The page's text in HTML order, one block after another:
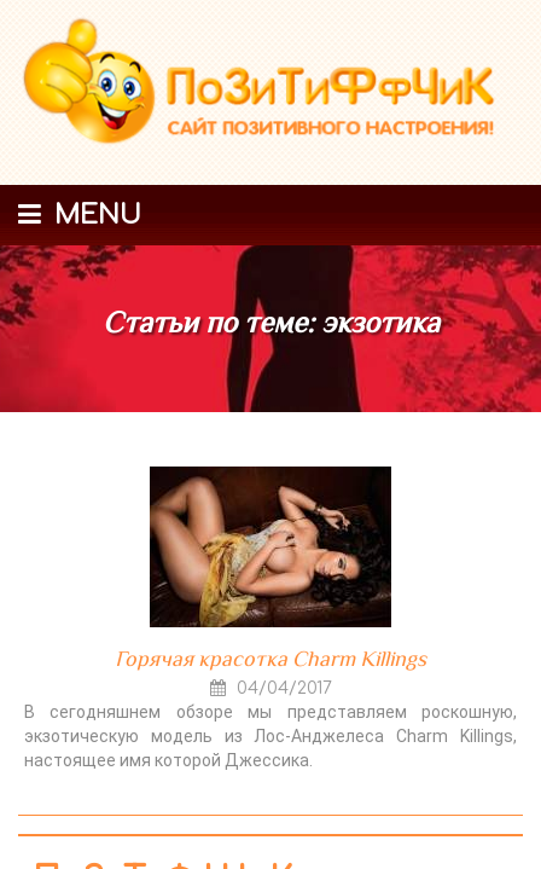
MENU
Статьи по теме: экзотика
Горячая красотка Charm Killings
04/04/2017
В сегодняшнем обзоре мы представляем роскошную,
экзотическую модель из Лос-Анджелеса Charm Killings,
настоящее имя которой Джессика.